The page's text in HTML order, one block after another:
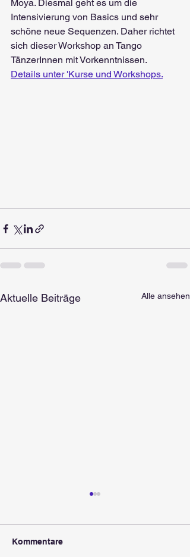
Moya. Diesmal geht es um die
Intensivierung von Basics und sehr
schöne neue Sequenzen. Daher richtet
sich dieser Workshop an Tango
TänzerInnen mit Vorkenntnissen.
Details unter 'Kurse und Workshops.
Aktuelle Beiträge Alle ansehen
Kommentare